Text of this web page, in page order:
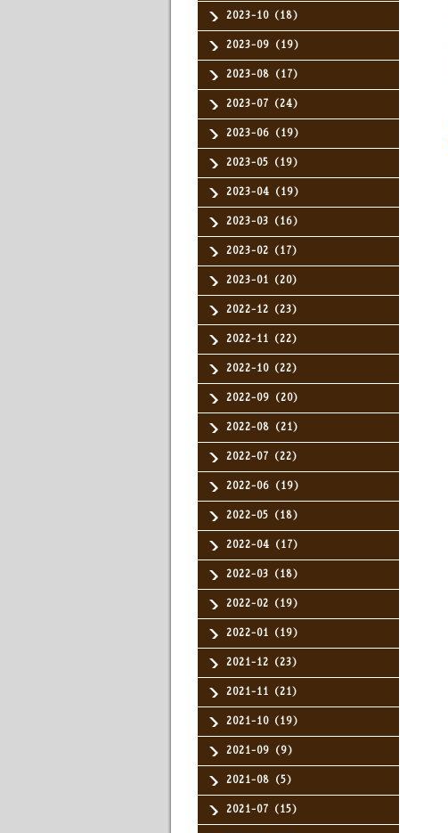
2023-10（18）
2023-09（19）
2023-08（17）
2023-07（24）
2023-06（19）
2023-05（19）
2023-04（19）
2023-03（16）
2023-02（17）
2023-01（20）
2022-12（23）
2022-11（22）
2022-10（22）
2022-09（20）
2022-08（21）
2022-07（22）
2022-06（19）
2022-05（18）
2022-04（17）
2022-03（18）
2022-02（19）
2022-01（19）
2021-12（23）
2021-11（21）
2021-10（19）
2021-09（9）
2021-08（5）
2021-07（15）